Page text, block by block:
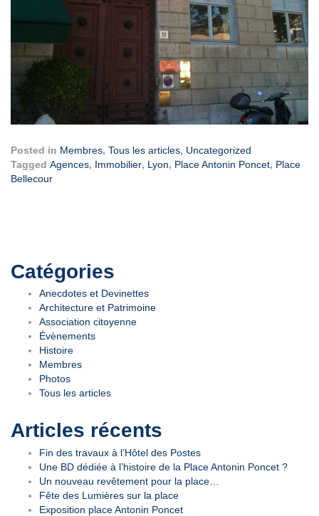
Posted in Membres, Tous les articles, Uncategorized
Tagged Agences, Immobilier, Lyon, Place Antonin Poncet, Place
Bellecour
Catégories
Anecdotes et Devinettes
Architecture et Patrimoine
Association citoyenne
Évènements
Histoire
Membres
Photos
Tous les articles
Articles récents
Fin des travaux à l’Hôtel des Postes
Une BD dédiée à l’histoire de la Place Antonin Poncet ?
Un nouveau revêtement pour la place…
Fête des Lumières sur la place
Exposition place Antonin Poncet